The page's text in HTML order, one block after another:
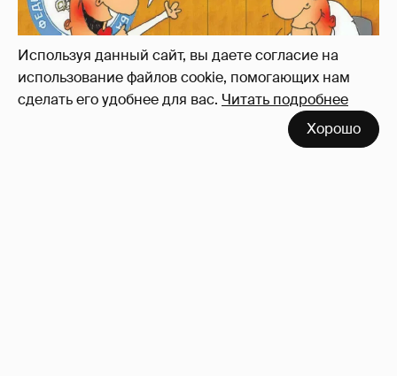
Используя данный сайт, вы даете согласие на
использование файлов cookie, помогающих нам
сделать его удобнее для вас. Читать подробнее
Хорошо